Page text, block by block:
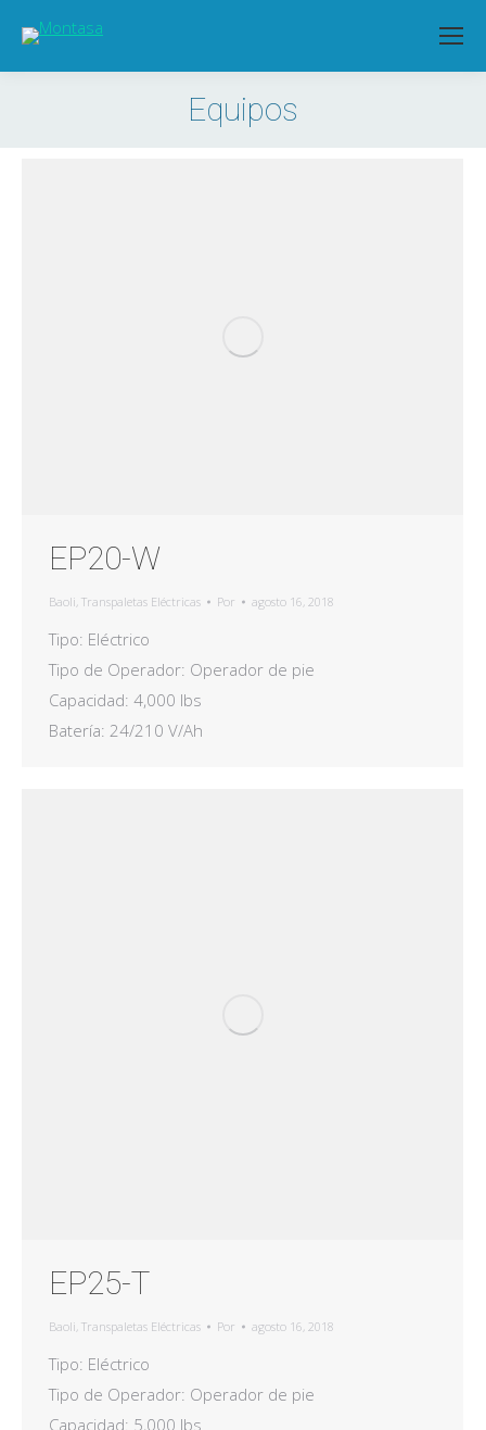
Equipos
Estás aquí:
EP20-W
Baoli, Transpaletas Eléctricas Por agosto 16, 2018
Tipo: Eléctrico
Tipo de Operador: Operador de pie
Capacidad: 4,000 lbs
Batería: 24/210 V/Ah
EP25-T
Baoli, Transpaletas Eléctricas Por agosto 16, 2018
Tipo: Eléctrico
Tipo de Operador: Operador de pie
Capacidad: 5,000 lbs